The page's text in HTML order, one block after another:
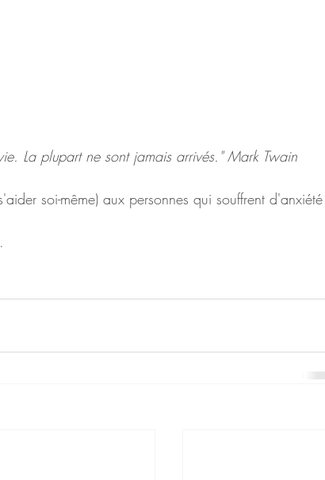
La plupart ne sont jamais arrivés." Mark Twain
soi-même) aux personnes qui souffrent d'anxiété